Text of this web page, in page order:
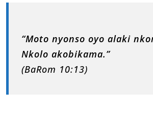
“Moto nyonso oyo alaki
Nkolo akobikama.”
(BaRom 10:13)